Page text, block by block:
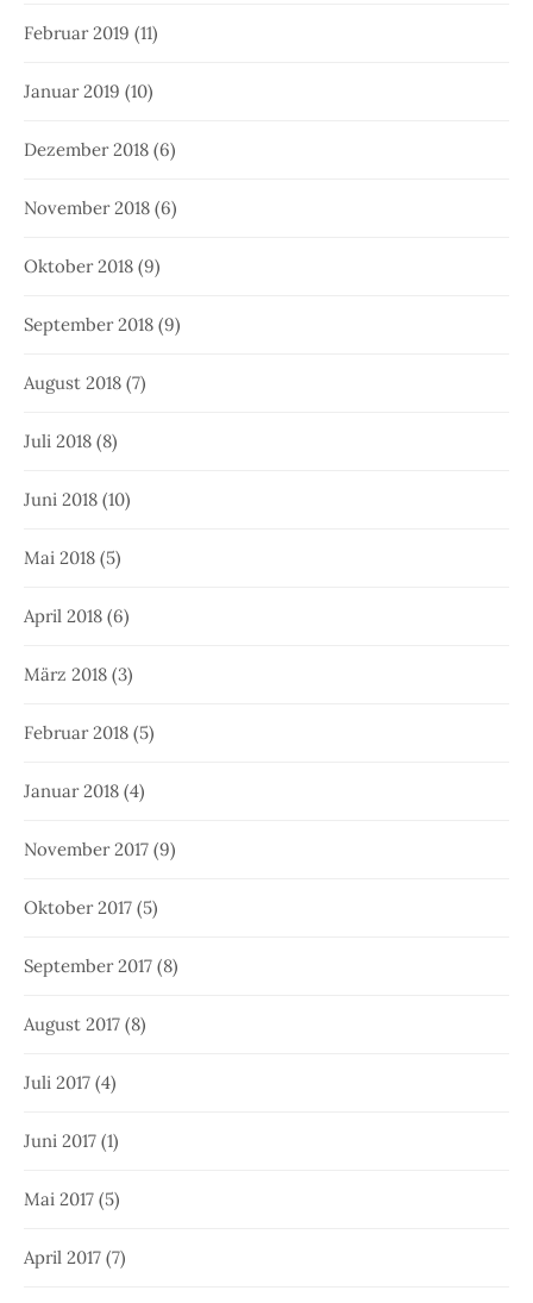
Februar 2019 (11)
Januar 2019 (10)
Dezember 2018 (6)
November 2018 (6)
Oktober 2018 (9)
September 2018 (9)
August 2018 (7)
Juli 2018 (8)
Juni 2018 (10)
Mai 2018 (5)
April 2018 (6)
März 2018 (3)
Februar 2018 (5)
Januar 2018 (4)
November 2017 (9)
Oktober 2017 (5)
September 2017 (8)
August 2017 (8)
Juli 2017 (4)
Juni 2017 (1)
Mai 2017 (5)
April 2017 (7)